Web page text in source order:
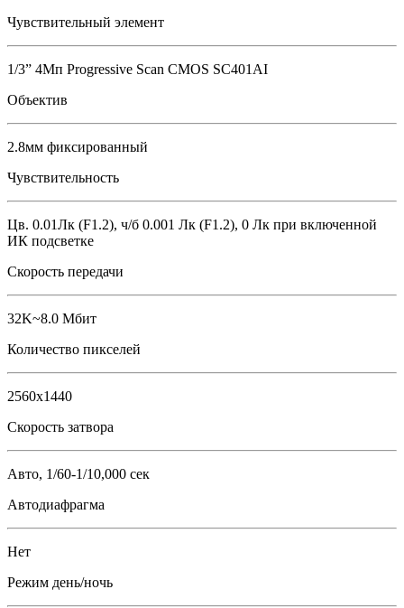
Чувствительный элемент
1/3” 4Мп Progressive Scan CMOS SC401AI
Объектив
2.8мм фиксированный
Чувствительность
Цв. 0.01Лк (F1.2), ч/б 0.001 Лк (F1.2), 0 Лк при включенной
ИК подсветке
Скорость передачи
32K~8.0 Мбит
Количество пикселей
2560x1440
Скорость затвора
Авто, 1/60-1/10,000 сек
Автодиафрагма
Нет
Режим день/ночь